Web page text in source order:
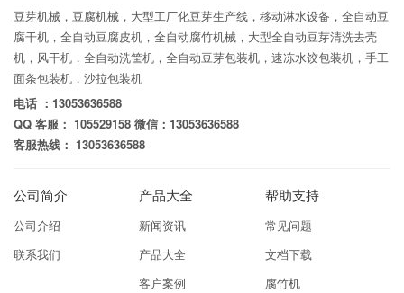
豆芽机械，豆腐机械，大型工厂化豆芽生产线，移动淋水设备，全自动豆
腐干机，全自动豆腐皮机，全自动腐竹机械，大型全自动豆芽清洗去壳
机，风干机，全自动洗筐机，全自动豆芽包装机，速冻水饺包装机，手工
面条包装机，沙拉包装机
电话 ：13053636588
QQ 客服： 105529158 微信：13053636588
客服热线： 13053636588
公司简介
公司介绍
联系我们
产品大全
新闻资讯
产品大全
客户案例
帮助支持
常见问题
文档下载
腐竹机